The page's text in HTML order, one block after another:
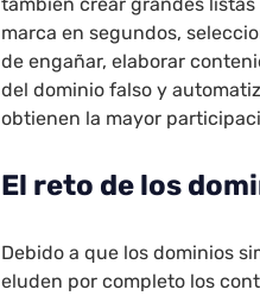
marca en segundos,
de engañar, elaborar
del dominio falso y
obtienen la mayor
El reto de los
Debido a que los dominios
eluden por completo los